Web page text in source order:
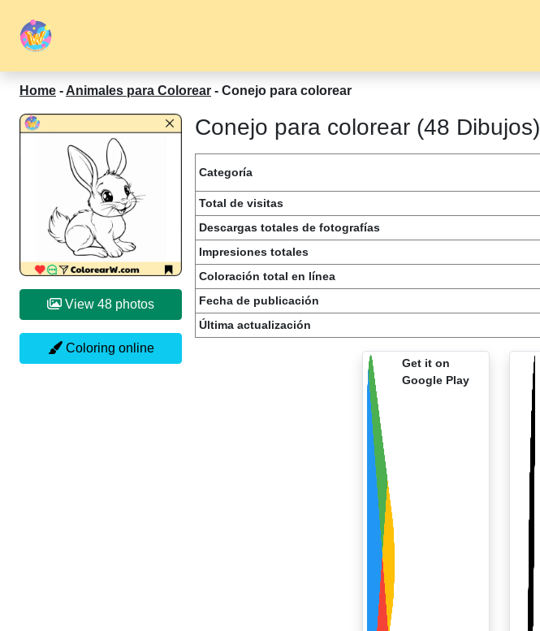
Home - Animales para Colorear - Conejo para colorear
View 48 photos
Coloring online
Conejo para colorear (48 Dibujos)
Categoría
Total de visitas
Descargas totales de fotografías
Impresiones totales
Coloración total en línea
Fecha de publicación
Última actualización
Get it on
Google Play